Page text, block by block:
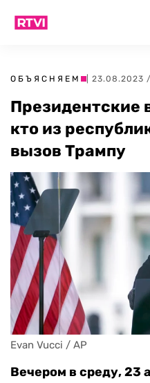
ОБЪЯСНЯЕМ | 23.08.2023
кто из
вызов Трампу
Evan Vucci / AP
Вечером в среду, 23